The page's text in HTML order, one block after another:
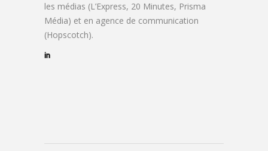
les médias (L’Express, 20 Minutes, Prisma
Média) et en agence de communication
(Hopscotch).